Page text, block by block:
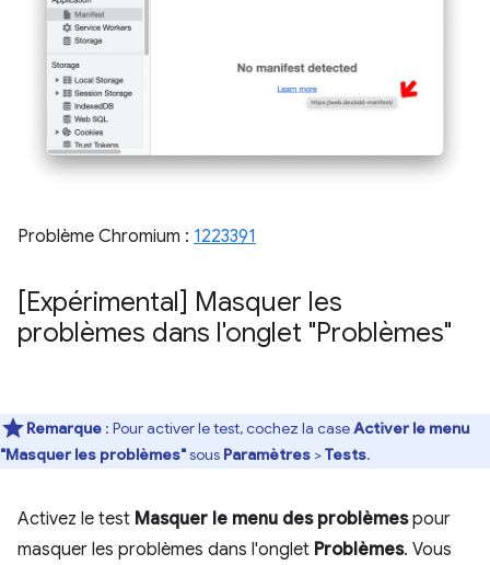
Problème Chromium : 1223391
[Expérimental] Masquer les
problèmes dans l'onglet "Problèmes"
Remarque : Pour activer le test, cochez la caseActiver le menu
"Masquer les problèmes"sous Paramètres >Tests.
Activez le test Masquer le menu des problèmespour
masquer les problèmes dans l'onglet Problèmes. Vous